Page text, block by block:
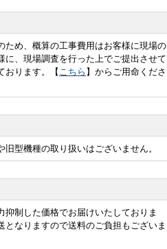
ため、概算の工事費用はお客様に現場の
、現場調査を行った上でご提出させて
おります。【 こちら 】からご用命くださ
型機種の取り扱いはございません。
制した価格でお届けいたしておりま
なりますので送料のご負担もございま